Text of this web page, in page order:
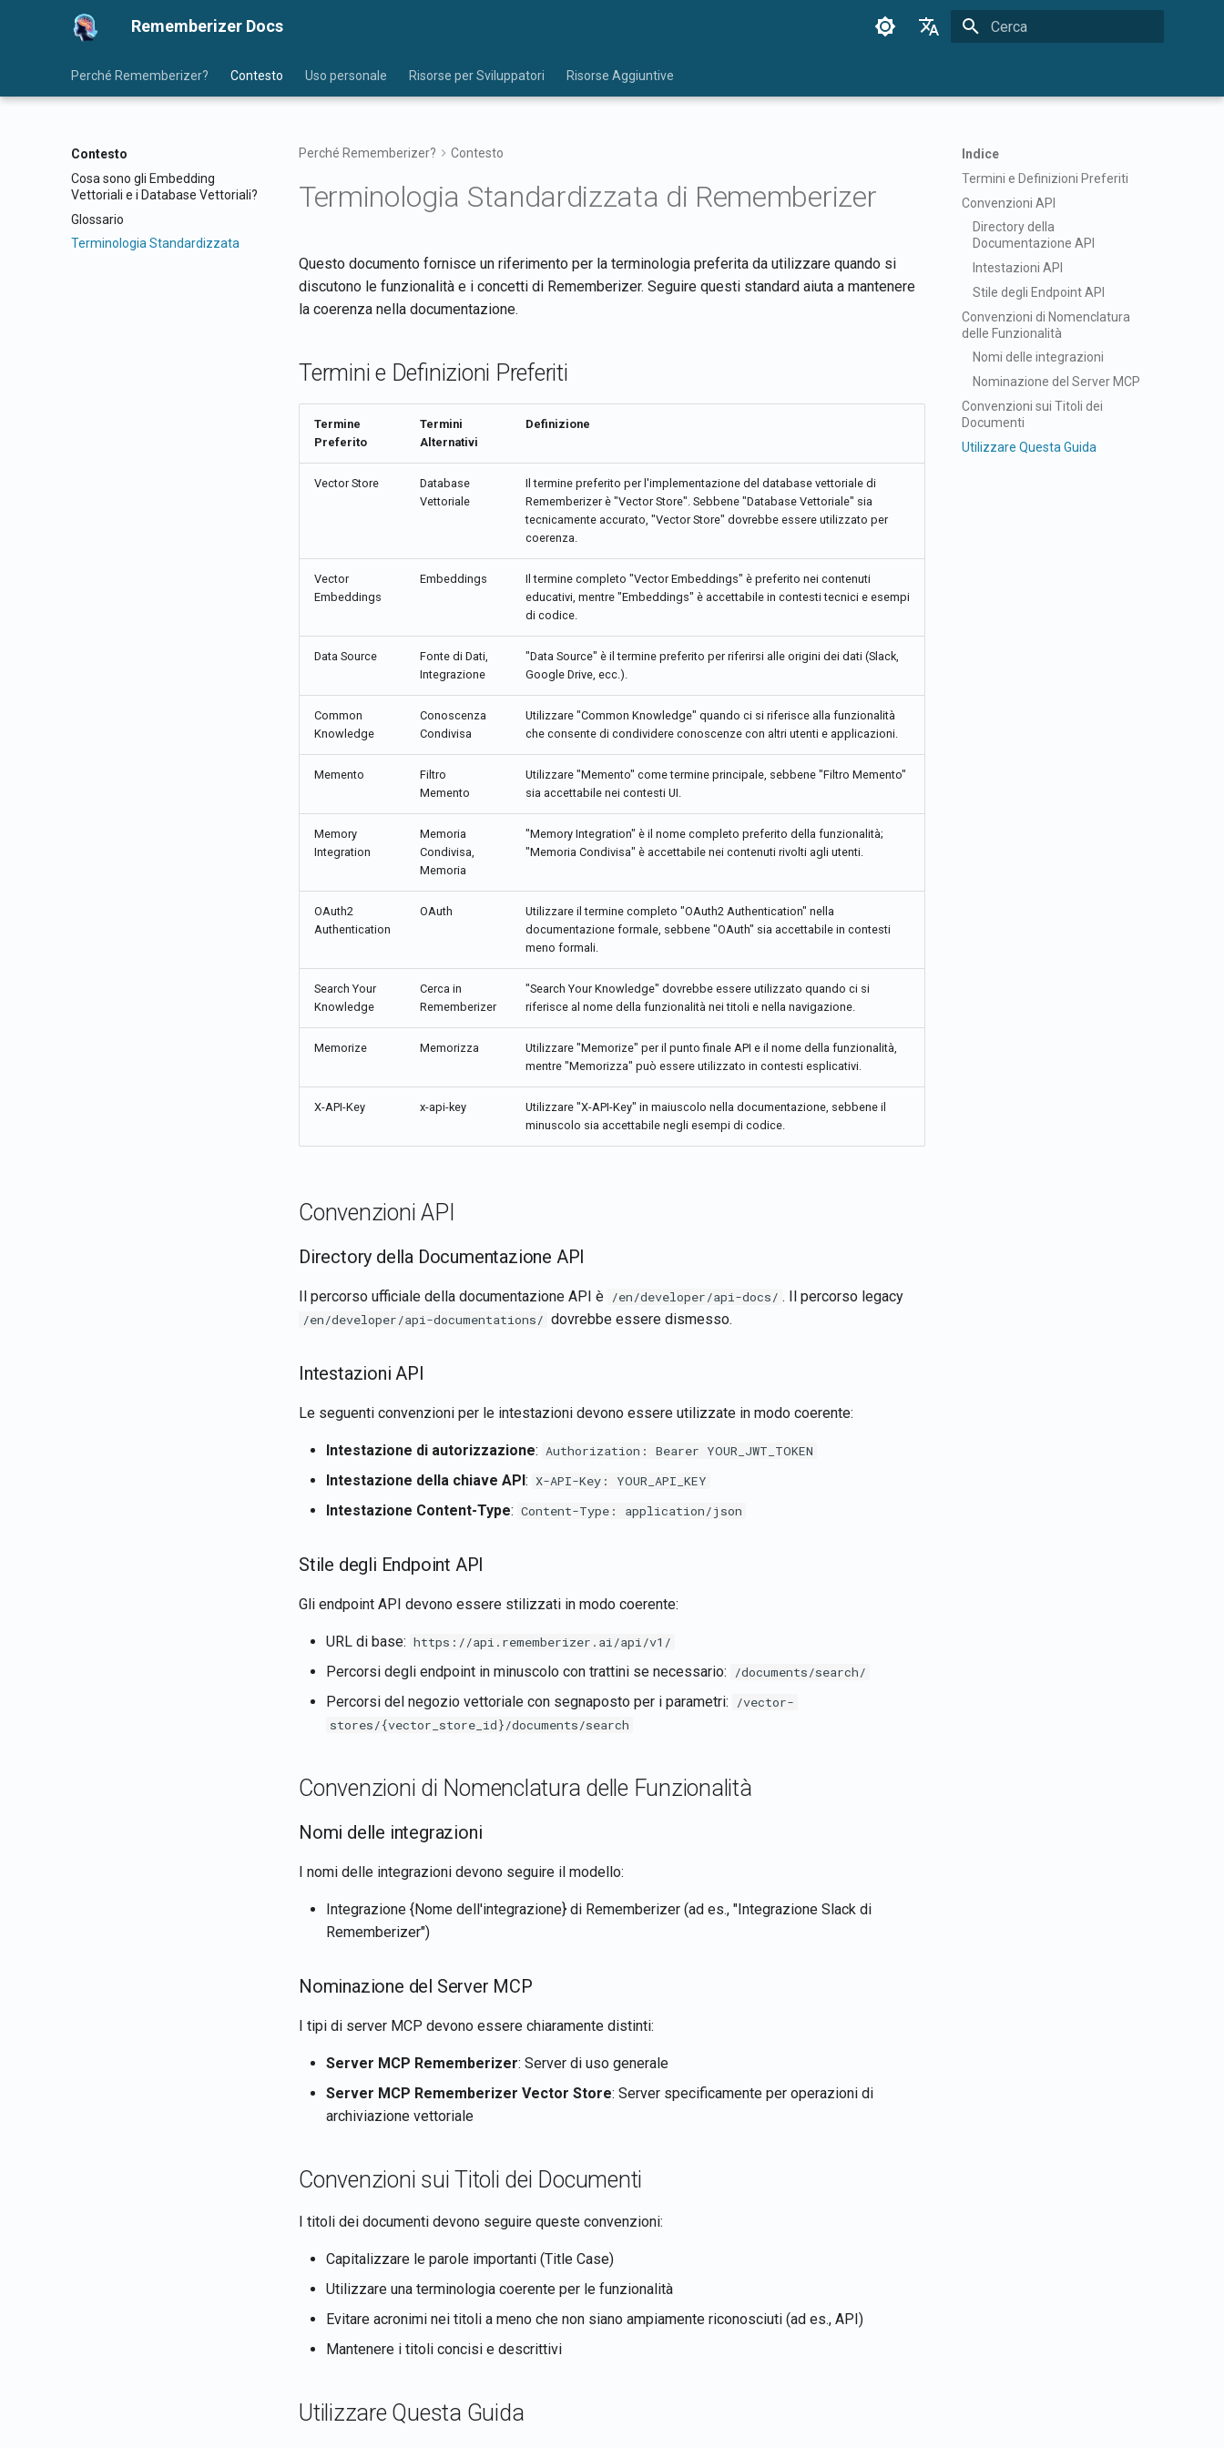
Rememberizer Docs
Français
Deutsch
Tiếng Việt
Perché Rememberizer? Contesto Uso personale Risorse per Sviluppatori Risorse Aggiuntive
Contesto
Cosa sono gli Embedding
Vettoriali e i Database Vettoriali?
Glossario
Terminologia Standardizzata
Indice
Termini e Definizioni Preferiti
Convenzioni API
Directory della
Documentazione API
Intestazioni API
Stile degli Endpoint API
Convenzioni di Nomenclatura
delle Funzionalità
Nomi delle integrazioni
Nominazione del Server MCP
Convenzioni sui Titoli dei
Documenti
Utilizzare Questa Guida
Perché Rememberizer? Contesto
Terminologia Standardizzata di Rememberizer
Questo documento fornisce un riferimento per la terminologia preferita da utilizzare quando si
discutono le funzionalità e i concetti di Rememberizer. Seguire questi standard aiuta a mantenere
la coerenza nella documentazione.
Termini e Definizioni Preferiti
Termine
Preferito
Termini
Alternativi
Definizione
Vector Store
Database
Vettoriale
Il termine preferito per l'implementazione del database vettoriale di
Rememberizer è "Vector Store". Sebbene "Database Vettoriale" sia
tecnicamente accurato, "Vector Store" dovrebbe essere utilizzato per
coerenza.
Vector
Embeddings
Embeddings
Il termine completo "Vector Embeddings" è preferito nei contenuti
educativi, mentre "Embeddings" è accettabile in contesti tecnici e esempi
di codice.
Data Source
Fonte di Dati,
Integrazione
"Data Source" è il termine preferito per riferirsi alle origini dei dati (Slack,
Google Drive, ecc.).
Common
Knowledge
Conoscenza
Condivisa
Utilizzare "Common Knowledge" quando ci si riferisce alla funzionalità
che consente di condividere conoscenze con altri utenti e applicazioni.
Memento
Filtro
Memento
Utilizzare "Memento" come termine principale, sebbene "Filtro Memento"
sia accettabile nei contesti UI.
Memory
Integration
Memoria
Condivisa,
Memoria
"Memory Integration" è il nome completo preferito della funzionalità;
"Memoria Condivisa" è accettabile nei contenuti rivolti agli utenti.
OAuth2
Authentication
OAuth
Utilizzare il termine completo "OAuth2 Authentication" nella
documentazione formale, sebbene "OAuth" sia accettabile in contesti
meno formali.
Search Your
Knowledge
Cerca in
Rememberizer
"Search Your Knowledge" dovrebbe essere utilizzato quando ci si
riferisce al nome della funzionalità nei titoli e nella navigazione.
Memorize Memorizza
Utilizzare "Memorize" per il punto finale API e il nome della funzionalità,
mentre "Memorizza" può essere utilizzato in contesti esplicativi.
X-API-Key x-api-key
Utilizzare "X-API-Key" in maiuscolo nella documentazione, sebbene il
minuscolo sia accettabile negli esempi di codice.
Convenzioni API
Directory della Documentazione API
Il percorso ufficiale della documentazione API è /en/developer/api-docs/ . Il percorso legacy
/en/developer/api-documentations/ dovrebbe essere dismesso.
Intestazioni API
Le seguenti convenzioni per le intestazioni devono essere utilizzate in modo coerente:
Intestazione di autorizzazione: Authorization: Bearer YOUR_JWT_TOKEN
Intestazione della chiave API: X-API-Key: YOUR_API_KEY
Intestazione Content-Type: Content-Type: application/json
Stile degli Endpoint API
Gli endpoint API devono essere stilizzati in modo coerente:
URL di base: https://api.rememberizer.ai/api/v1/
Percorsi degli endpoint in minuscolo con trattini se necessario: /documents/search/
Percorsi del negozio vettoriale con segnaposto per i parametri:
/vector-
stores/{vector_store_id}/documents/search
Convenzioni di Nomenclatura delle Funzionalità
Nomi delle integrazioni
I nomi delle integrazioni devono seguire il modello:
Integrazione {Nome dell'integrazione} di Rememberizer (ad es., "Integrazione Slack di
Rememberizer")
Nominazione del Server MCP
I tipi di server MCP devono essere chiaramente distinti:
Server MCP Rememberizer: Server di uso generale
Server MCP Rememberizer Vector Store: Server specificamente per operazioni di
archiviazione vettoriale
Convenzioni sui Titoli dei Documenti
I titoli dei documenti devono seguire queste convenzioni:
Capitalizzare le parole importanti (Title Case)
Utilizzare una terminologia coerente per le funzionalità
Evitare acronimi nei titoli a meno che non siano ampiamente riconosciuti (ad es., API)
Mantenere i titoli concisi e descrittivi
Utilizzare Questa Guida